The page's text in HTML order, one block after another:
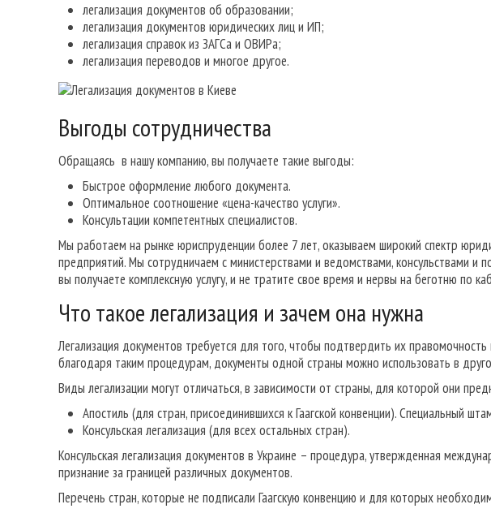
легализация документов об образовании;
легализация документов юридических лиц и ИП;
легализация справок из ЗАГСа и ОВИРа;
легализация переводов и многое другое.
Выгоды сотрудничества
Обращаясь в нашу компанию, вы получаете такие выгоды:
Быстрое оформление любого документа.
Оптимальное соотношение «цена-качество услуги».
Консультации компетентных специалистов.
Мы работаем на рынке юриспруденции более 7 лет, оказываем широкий спектр
предприятий. Мы сотрудничаем с министерствами и ведомствами, консульствами и
вы получаете комплексную услугу, и не тратите свое время и нервы на беготню по
Что такое легализация и зачем она нужна
Легализация документов требуется для того, чтобы подтвердить их
благодаря таким процедурам, документы одной страны можно использовать в
Виды легализации могут отличаться, в зависимости от страны, для которой они
Апостиль (для стран, присоединившихся к Гаагской конвенции). Специальный
Консульская легализация (для всех остальных стран).
Консульская легализация документов в Украине – процедура, утвержденная
признание за границей различных документов.
Перечень стран, которые не подписали Гаагскую конвенцию и для которых